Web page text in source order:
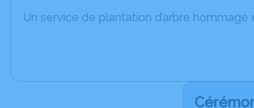
Un service de plantation d’arbre hommage